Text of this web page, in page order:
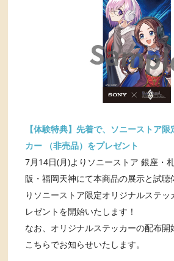
【体験特典】先着で、ソニーストア
カー （非売品）をプレゼント
7月14日(月)よりソニーストア 銀座・
阪・福岡天神にて本商品の展示と試聴
りソニーストア限定オリジナルステ
レゼントを開始いたします！
なお、オリジナルステッカーの配布開
こちらでお知らせいたします。